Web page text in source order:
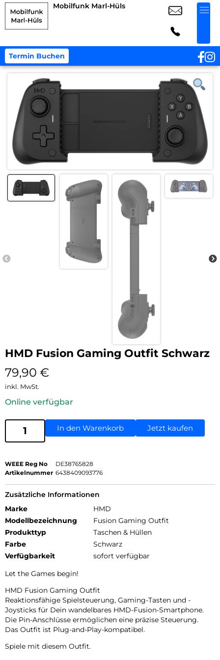
Mobilfunk Marl-Hüls
Termin Buchen
HMD Fusion Gaming Outfit Schwarz
79,90 €
inkl. MwSt.
Online verfügbar
In den Warenkorb Jetzt kaufen
WEEE Reg No
DE38765828
Artikelnummer 6438409093776
Zusätzliche Informationen
Marke
HMD
Modellbezeichnung
Fusion Gaming Outfit
Produkttyp
Taschen & Hüllen
Farbe
Schwarz
Verfügbarkeit
sofort verfügbar
Let the Games begin!
HMD Fusion Gaming Outfit
Reaktionsfähige Spielsteuerung, Gaming-Tasten und -
Joysticks für Dein wandelbares HMD-Fusion-Smartphone.
Die Pin-Anschlüsse ermöglichen eine präzise Steuerung.
Das Outfit ist Plug-and-Play-kompatibel.
Spiele mit diesem Outfit.